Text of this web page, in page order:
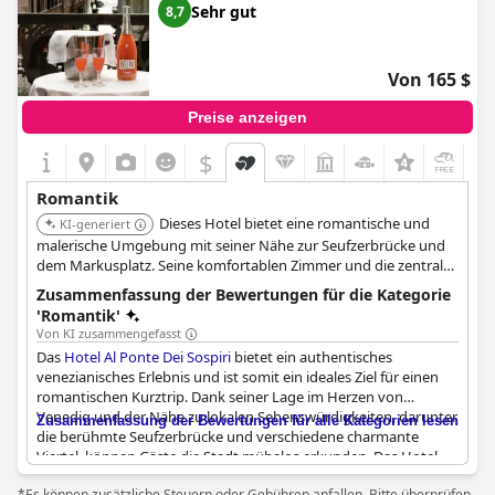
8,7 Sehr gut
Von 165 $
Preise anzeigen
$
Romantik
KI-generiert
Dieses Hotel bietet eine romantische und
malerische Umgebung mit seiner Nähe zur Seufzerbrücke und
dem Markusplatz. Seine komfortablen Zimmer und die zentrale
Lage machen es zu einer perfekten Wahl für Paare, die einen
romantischen Kurzurlaub in Venedig suchen.
Zusammenfassung der Bewertungen für die Kategorie
'Romantik'
Von KI zusammengefasst
Das Hotel Al Ponte Dei Sospiri bietet ein authentisches
venezianisches Erlebnis und ist somit ein ideales Ziel für einen
romantischen Kurztrip. Dank seiner Lage im Herzen von
Venedig und der Nähe zu lokalen Sehenswürdigkeiten, darunter
die berühmte Seufzerbrücke und verschiedene charmante
Viertel, können Gäste die Stadt mühelos erkunden. Das Hotel
versprüht eine romantische Atmosphäre mit einer traumhaften
Zusammenfassung der Bewertungen für alle Kategorien lesen